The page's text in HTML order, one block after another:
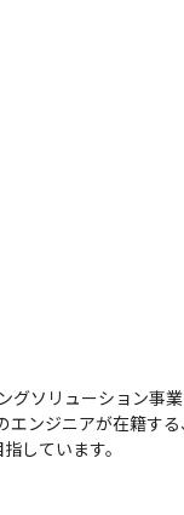
ソリューション事業
ンジニアが在籍す
しています。